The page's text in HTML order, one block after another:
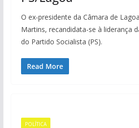
O ex-presidente da Câmara de
Martins, recandidata-se à liderança
do Partido Socialista (PS).
Read More
POLÍTICA